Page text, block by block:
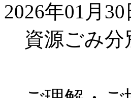
2026年01月30
資源ごみ